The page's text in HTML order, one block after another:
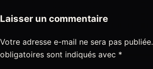
Laisser un commentaire
Votre adresse e-mail ne sera pas publiée.
obligatoires sont indiqués avec *